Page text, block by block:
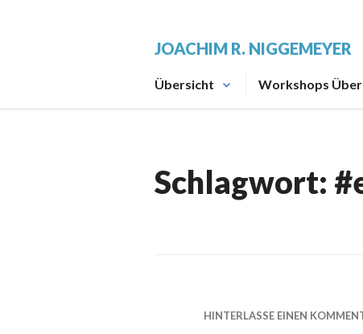
JOACHIM R. NIGGEMEYER
Übersicht Workshops
Schlagwort:
HINTERLASSE EINEN